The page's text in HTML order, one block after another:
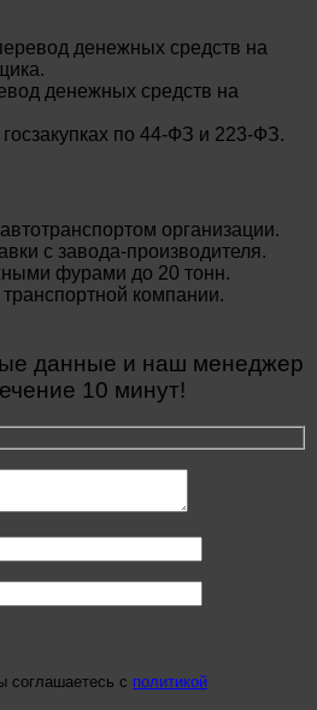
денежных средств на
денежных средств на
по 44-ФЗ и 223-ФЗ.
организации.
с завода-производителя.
фурами до 20 тонн.
компании.
данные и наш менеджер
10 минут!
соглашаетесь с политикой